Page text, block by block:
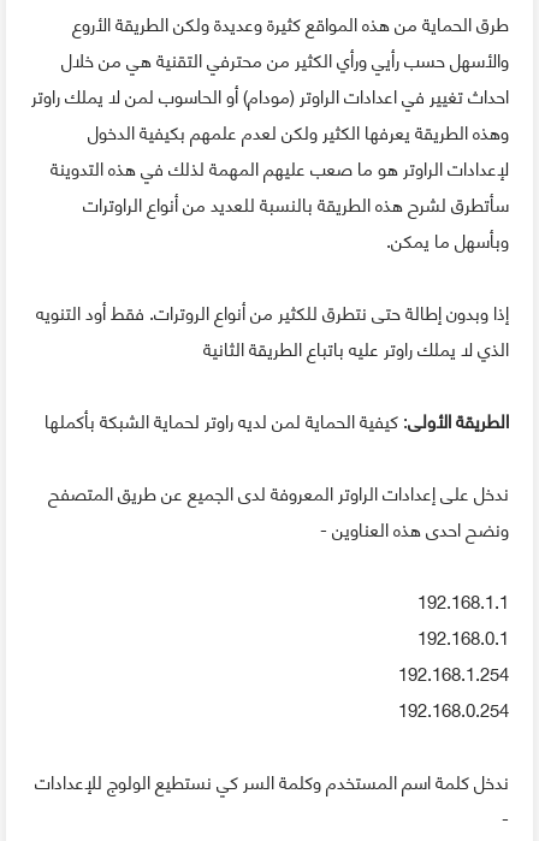
طرق الحماية من هذه المواقع كثيرة وعديدة ولكن الطريقة الأروع
والأسهل حسب رأيي ورأي الكثير من محترفي التقنية هي من خلال
احداث تغيير في اعدادات الراوتر (مودام) أو الحاسوب لمن لا يملك راوتر
وهذه الطريقة يعرفها الكثير ولكن لعدم علمهم بكيفية الدخول
لإعدادات الراوتر هو ما صعب عليهم المهمة لذلك في هذه التدوينة
سأتطرق لشرح هذه الطريقة بالنسبة للعديد من أنواع الراوترات
وبأسهل ما يمكن.
إذا وبدون إطالة حتى نتطرق للكثير من أنواع الروترات. فقط أود التنويه
الذي لا يملك راوتر عليه باتباع الطريقة الثانية
الطريقة الأولى: كيفية الحماية لمن لديه راوتر لحماية الشبكة بأكملها
ندخل على إعدادات الراوتر المعروفة لدى الجميع عن طريق المتصفح
ونضح احدى هذه العناوين -
192.168.1.1
192.168.0.1
192.168.1.254
192.168.0.254
ندخل كلمة اسم المستخدم وكلمة السر كي نستطيع الولوج للإعدادات
-